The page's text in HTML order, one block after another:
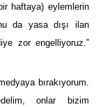
haftaya) eylemlerin
da yasa dışı ilan
zor engelliyoruz.”
bırakıyorum.
onlar bizim